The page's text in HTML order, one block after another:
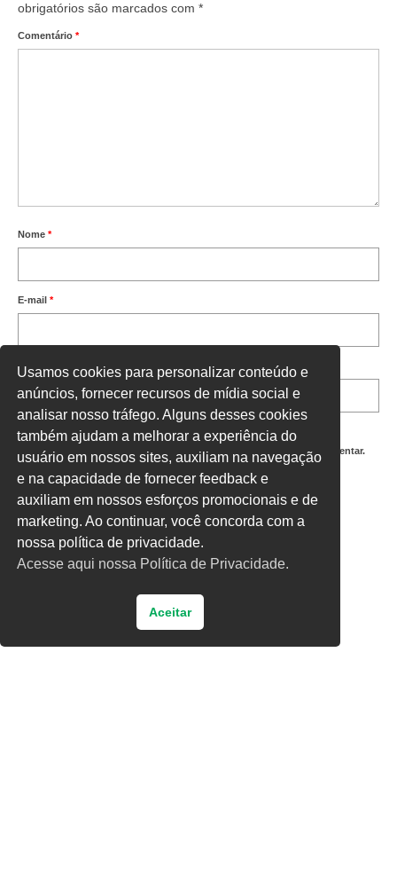
obrigatórios são marcados com *
Comentário *
Nome *
E-mail *
Site
Salvar meus dados neste navegador para a próxima vez que eu comentar.
Digite uma resposta em números:
três × 3 =
Usamos cookies para personalizar conteúdo e
anúncios, fornecer recursos de mídia social e
analisar nosso tráfego. Alguns desses cookies
também ajudam a melhorar a experiência do
usuário em nossos sites, auxiliam na navegação
e na capacidade de fornecer feedback e
auxiliam em nossos esforços promocionais e de
marketing. Ao continuar, você concorda com a
nossa política de privacidade.
Acesse aqui nossa Política de Privacidade.
Aceitar